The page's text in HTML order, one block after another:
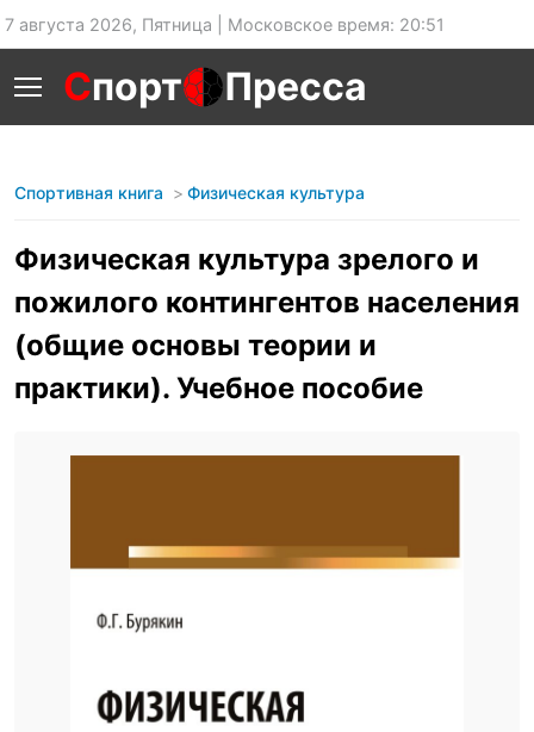
7 августа 2026, Пятница | Московское время: 20:51
Спорт Пресса
Спортивная книга Физическая культура
Физическая культура зрелого и
пожилого контингентов населения
(общие основы теории и
практики). Учебное пособие